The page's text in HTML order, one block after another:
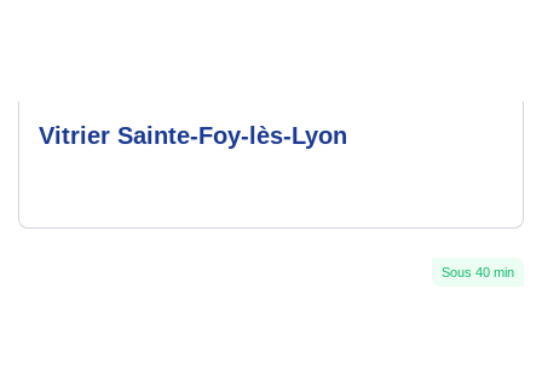
Vitrier Sainte-Foy-lès-Lyon
Sous 40 min